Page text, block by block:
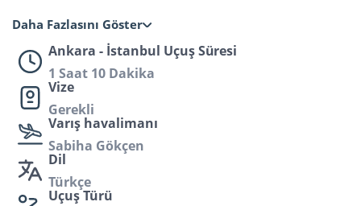
sayesinde dünyanın en önemli ticaret ve kültür merkezi
olma konusunda önemli adımlardan birini de atmış
oldu. 5,343 kilometrekare ve on beş milyondan fazla
nüfusuyla İstanbul, bugün sadece Türkiye’nin en büyük
şehri değil, Avrupa’nın da en büyük metropollerinden
biri. İstanbul’a gelip, eşsiz boğaz manzarası karşısında
balığınızı yemek, Galata Kulesi’nden şehre tepeden
bakmak ve 24 saat yaşayan bu şehri karış karış
dolaşmak için flypgs.com’dan ucuz uçak bileti alabilir,
seyahatinizde neler yapacağınız konusunda
Daha Fazlasını Göster
Ankara - İstanbul Uçuş Süresi
1 Saat 10 Dakika
Vize
Gerekli
Varış havalimanı
Sabiha Gökçen
Dil
Türkçe
Uçuş Türü